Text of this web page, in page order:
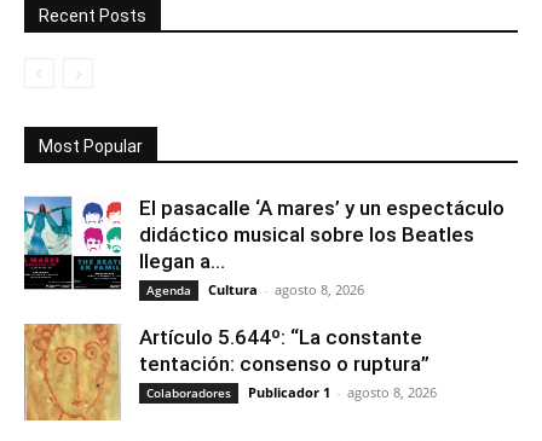
Recent Posts
Most Popular
El pasacalle ‘A mares’ y un espectáculo
didáctico musical sobre los Beatles
llegan a...
Agenda Cultura - agosto 8, 2026
Artículo 5.644º: “La constante
tentación: consenso o ruptura”
Colaboradores Publicador 1 - agosto 8, 2026